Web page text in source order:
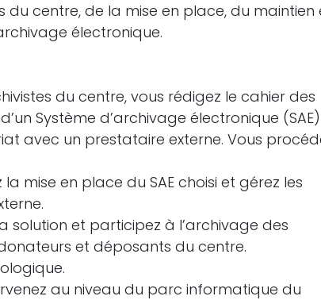
centre, de la mise en place, du maintien
électronique.
du centre, vous rédigez le cahier des
Système d’archivage électronique
avec un prestataire externe. Vous
mise en place du SAE choisi et gérez les
solution et participez à l’archivage des
et déposants du centre.
au niveau du parc informatique du